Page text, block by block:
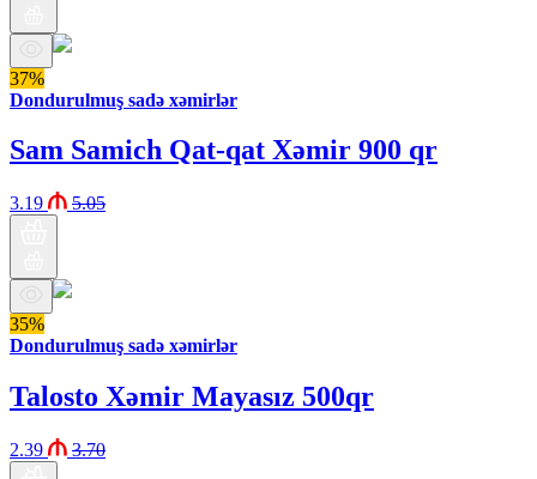
37%
Dondurulmuş sadə xəmirlər
Sam Samich Qat-qat Xəmir 900 qr
3.19 5.05
35%
Dondurulmuş sadə xəmirlər
Talosto Xəmir Mayasız 500qr
2.39 3.70